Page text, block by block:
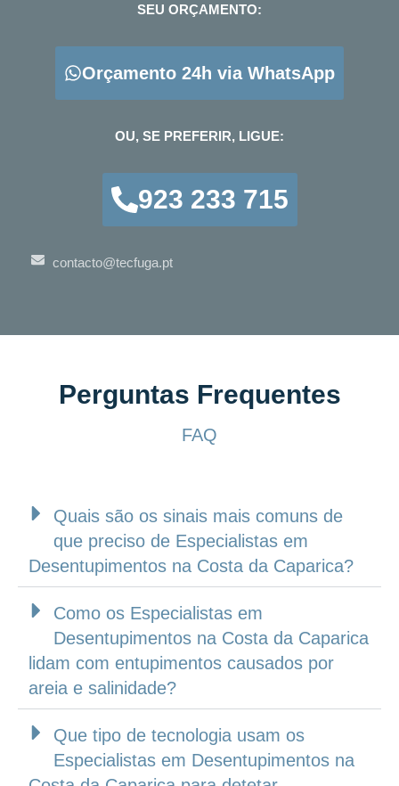
SEU ORÇAMENTO:
Orçamento 24h via WhatsApp
OU, SE PREFERIR, LIGUE:
923 233 715
contacto@tecfuga.pt
Perguntas Frequentes
FAQ
Quais são os sinais mais comuns de
que preciso de Especialistas em
Desentupimentos na Costa da Caparica?
Como os Especialistas em
Desentupimentos na Costa da Caparica
lidam com entupimentos causados por
areia e salinidade?
Que tipo de tecnologia usam os
Especialistas em Desentupimentos na